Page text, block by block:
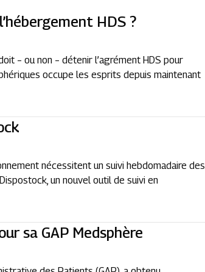
HDS ?
– ou non – détenir l’agrément HDS pour
occupe les esprits depuis maintenant
nécessitent un suivi hebdomadaire des
un nouvel outil de suivi en
sa GAP Medsphère